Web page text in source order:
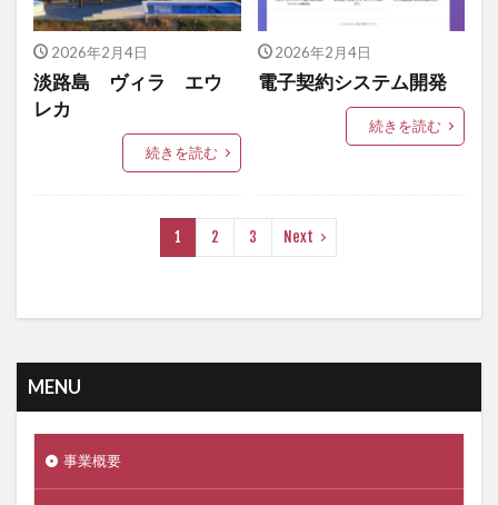
2026年2月4日
淡路島 ヴィラ エウ
レカ
続きを読む
2026年2月4日
電子契約システム開発
続きを読む
1 2 3 Next
MENU
事業概要